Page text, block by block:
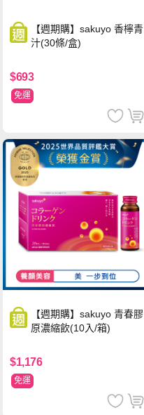
【週期購】sakuyo 香檸青
汁(30條/盒)
$693
免運
【週期購】sakuyo 青春膠
原濃縮飲(10入/箱)
$1,176
免運